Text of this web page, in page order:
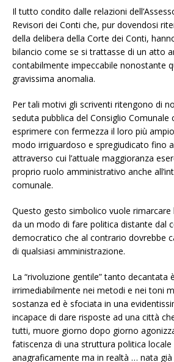
Il tutto condito dalle relazioni
Revisori dei Conti che, pur dovendosi
della delibera della Corte dei Conti,
bilancio come se si trattasse di un atto
contabilmente impeccabile nonostante
gravissima anomalia.
Per tali motivi gli scriventi ritengono di
seduta pubblica del Consiglio Comunale
esprimere con fermezza il loro più
modo irriguardoso e spregiudicato fino
attraverso cui l’attuale maggioranza
proprio ruolo amministrativo anche
comunale.
Questo gesto simbolico vuole rimarcare
da un modo di fare politica distante dal
democratico che al contrario dovrebbe
di qualsiasi amministrazione.
La “rivoluzione gentile” tanto decantata
irrimediabilmente nei metodi e nei toni
sostanza ed è sfociata in una
incapace di dare risposte ad una città
tutti, muore giorno dopo giorno
fatiscenza di una struttura politica
anagraficamente ma in realtà … nata già